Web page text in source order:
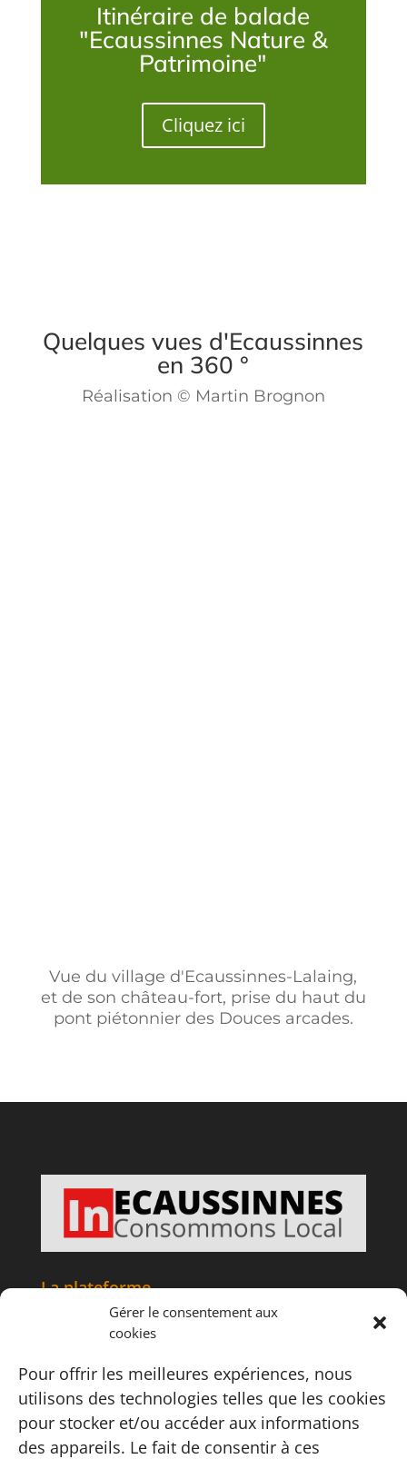
Gérer le consentement aux
cookies
Pour offrir les meilleures expériences, nous
utilisons des technologies telles que les cookies
pour stocker et/ou accéder aux informations
des appareils. Le fait de consentir à ces
Itinéraire de balade
"Ecaussinnes Nature &
Patrimoine"
Cliquez ici
Quelques vues d'Ecaussinnes
en 360 °
Réalisation © Martin Brognon
Vue du village d'Ecaussinnes-Lalaing,
et de son château-fort, prise du haut du
pont piétonnier des Douces arcades.
La plateforme
Tourisme
Informations
Contact
Carte